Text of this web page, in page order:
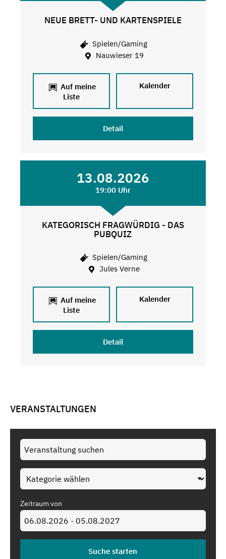
NEUE BRETT- UND KARTENSPIELE
Spielen/Gaming
Nauwieser 19
Auf meine
Liste
Kalender
Detail
13.08.2026
19:00 Uhr
KATEGORISCH FRAGWÜRDIG - DAS
PUBQUIZ
Spielen/Gaming
Jules Verne
Auf meine
Liste
Kalender
Detail
VERANSTALTUNGEN
Zeitraum von